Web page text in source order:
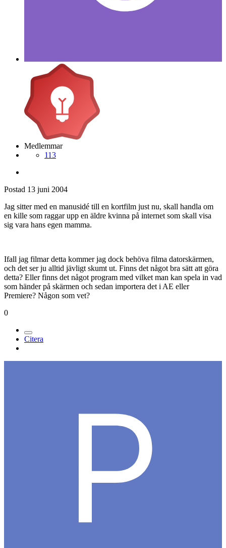
Medlemmar
113
Postad 13 juni 2004
Jag sitter med en manusidé till en kortfilm just nu, skall handla om
en kille som raggar upp en äldre kvinna på internet som skall visa
sig vara hans egen mamma.
Ifall jag filmar detta kommer jag dock behöva filma datorskärmen,
och det ser ju alltid jävligt skumt ut. Finns det något bra sätt att göra
detta? Eller finns det något program med vilket man kan spela in vad
som händer på skärmen och sedan importera det i AE eller
Premiere? Någon som vet?
0
Citera